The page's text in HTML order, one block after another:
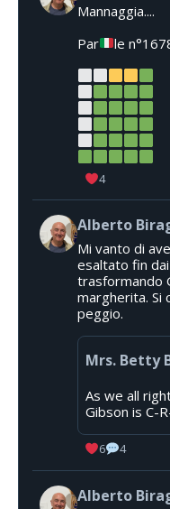
Mannaggia....
Par
le
4
Alberto
Mi vanto di
esaltato fin
trasformando
margherita. Si
peggio.
Mrs. Betty
As we all
Gibson is C-
6 4
Alberto